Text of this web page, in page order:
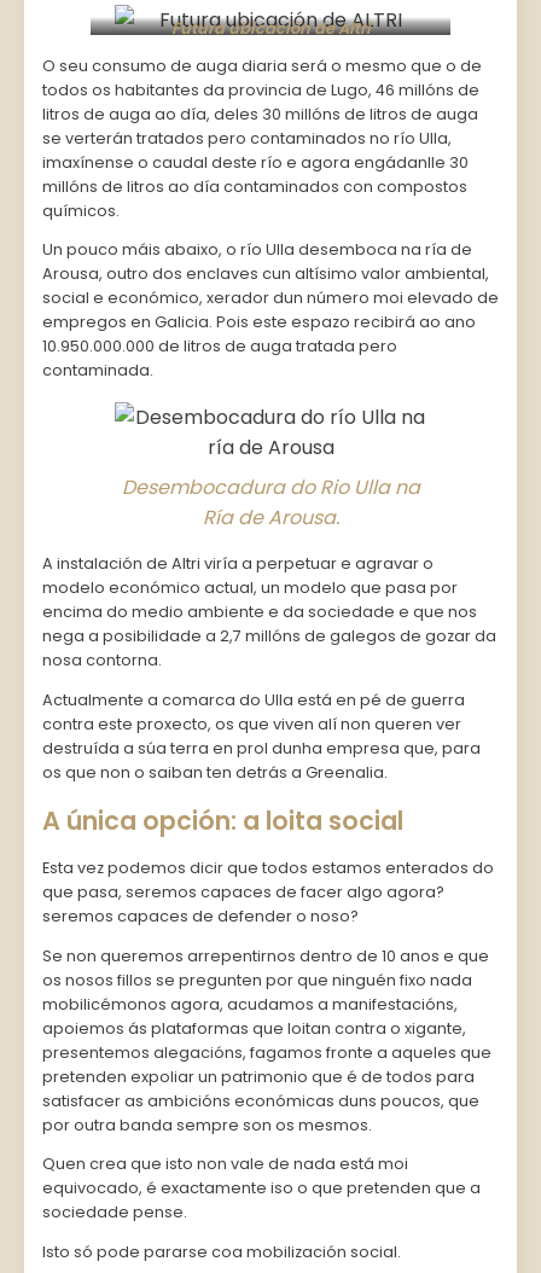
Futura ubicación de Altri
O seu consumo de auga diaria será o mesmo que o de
todos os habitantes da provincia de Lugo, 46 millóns de
litros de auga ao día, deles 30 millóns de litros de auga
se verterán tratados pero contaminados no río Ulla,
imaxínense o caudal deste río e agora engádanlle 30
millóns de litros ao día contaminados con compostos
químicos.
Un pouco máis abaixo, o río Ulla desemboca na ría de
Arousa, outro dos enclaves cun altísimo valor ambiental,
social e económico, xerador dun número moi elevado de
empregos en Galicia. Pois este espazo recibirá ao ano
10.950.000.000 de litros de auga tratada pero
contaminada.
Desembocadura do Rio Ulla na
Ría de Arousa.
A instalación de Altri viría a perpetuar e agravar o
modelo económico actual, un modelo que pasa por
encima do medio ambiente e da sociedade e que nos
nega a posibilidade a 2,7 millóns de galegos de gozar da
nosa contorna.
Actualmente a comarca do Ulla está en pé de guerra
contra este proxecto, os que viven alí non queren ver
destruída a súa terra en prol dunha empresa que, para
os que non o saiban ten detrás a Greenalia.
A única opción: a loita social
Esta vez podemos dicir que todos estamos enterados do
que pasa, seremos capaces de facer algo agora?
seremos capaces de defender o noso?
Se non queremos arrepentirnos dentro de 10 anos e que
os nosos fillos se pregunten por que ninguén fixo nada
mobilicémonos agora, acudamos a manifestacións,
apoiemos ás plataformas que loitan contra o xigante,
presentemos alegacións, fagamos fronte a aqueles que
pretenden expoliar un patrimonio que é de todos para
satisfacer as ambicións económicas duns poucos, que
por outra banda sempre son os mesmos.
Quen crea que isto non vale de nada está moi
equivocado, é exactamente iso o que pretenden que a
sociedade pense.
Isto só pode pararse coa mobilización social.